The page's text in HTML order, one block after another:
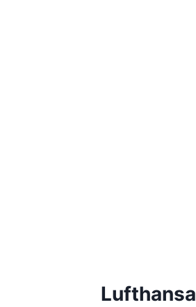
Lufthansa